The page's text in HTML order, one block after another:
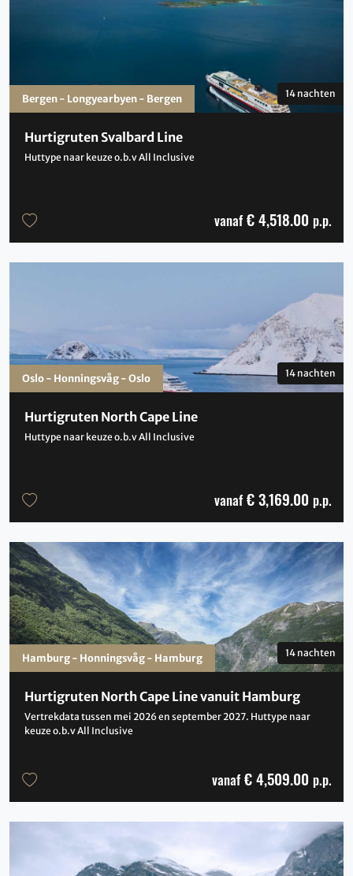
Hurtigruten Svalbard Line
Huttype naar keuze o.b.v All Inclusive
14 nachten
vanaf € 4,518.00 p.p.
Bergen - Longyearbyen - Bergen
Hurtigruten North Cape Line
Huttype naar keuze o.b.v All Inclusive
14 nachten
vanaf € 3,169.00 p.p.
Oslo - Honningsvåg - Oslo
Hurtigruten North Cape Line vanuit Hamburg
Vertrekdata tussen mei 2026 en september 2027. Huttype naar
keuze o.b.v All Inclusive
14 nachten
vanaf € 4,509.00 p.p.
Hamburg - Honningsvåg - Hamburg